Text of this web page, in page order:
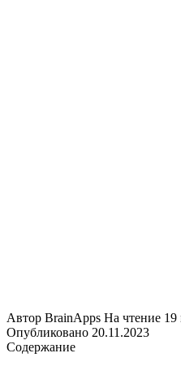
Автор BrainApps На чтение 19
Опубликовано 20.11.2023
Содержание